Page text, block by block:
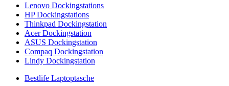
Lenovo Dockingstations
HP Dockingstations
Thinkpad Dockingstation
Acer Dockingstation
ASUS Dockingstation
Compaq Dockingstation
Lindy Dockingstation
Bestlife Laptoptasche